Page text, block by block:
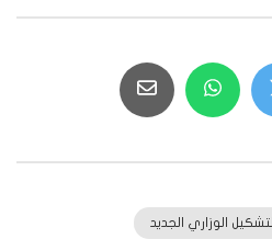
التشكيل الوزاري الجديد